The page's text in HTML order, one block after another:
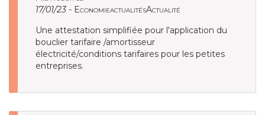
17/01/23 - EconomieactualitésActualité
Une attestation simplifiée pour l'application du
bouclier tarifaire /amortisseur
électricité/conditions tarifaires pour les petites
entreprises.